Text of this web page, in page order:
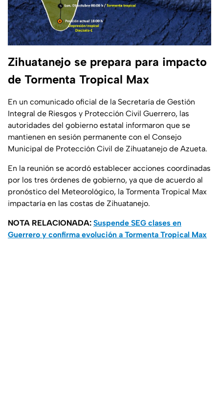
Zihuatanejo se prepara para impacto
de Tormenta Tropical Max
En un comunicado oficial de la Secretaría de Gestión
Integral de Riesgos y Protección Civil Guerrero, las
autoridades del gobierno estatal informaron que se
mantienen en sesión permanente con el Consejo
Municipal de Protección Civil de Zihuatanejo de Azueta.
En la reunión se acordó establecer acciones coordinadas
por los tres órdenes de gobierno, ya que de acuerdo al
pronóstico del Meteorológico, la Tormenta Tropical Max
impactaría en las costas de Zihuatanejo.
NOTA RELACIONADA: Suspende SEG clases en
Guerrero y confirma evolución a Tormenta Tropical Max